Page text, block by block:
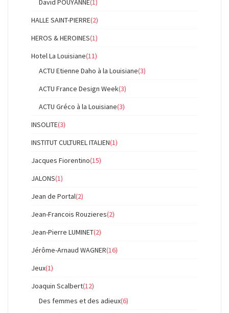
HALLE SAINT-PIERRE(2)
HEROS & HEROINES(1)
Hotel La Louisiane(11)
ACTU Etienne Daho à la Louisiane(3)
ACTU France Design Week(3)
ACTU Gréco à la Louisiane(3)
INSOLITE(3)
INSTITUT CULTUREL ITALIEN(1)
Jacques Fiorentino(15)
JALONS(1)
Jean de Portal(2)
Jean-Francois Rouzieres(2)
Jean-Pierre LUMINET(2)
Jérôme-Arnaud WAGNER(16)
Jeux(1)
Joaquin Scalbert(12)
Des femmes et des adieux(6)